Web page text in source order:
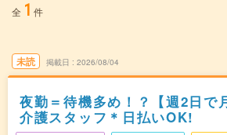
全 1 件
未読 掲載日 2026/08/04
夜勤＝待機多め！？【週2日で
介護スタッフ＊日払いOK!